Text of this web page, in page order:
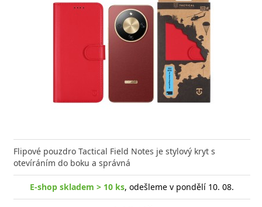
Flipové pouzdro Tactical Field Notes je stylový kryt s
otevíráním do boku a správná
E-shop skladem > 10 ks, odešleme v pondělí 10. 08.